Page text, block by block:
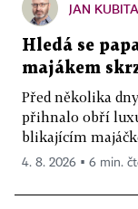
JAN KUBITA
Hledá se
majákem
Před několika
přihnalo obří
blikajícím
4. 8. 2026 ▪ 6 min.